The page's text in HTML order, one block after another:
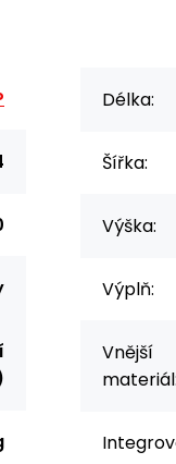
Délka:
Šířka:
Výška:
Výplň:
Vnější